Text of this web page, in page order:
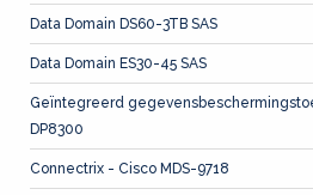
Data Domain DS60-3TB SAS
Data Domain ES30-45 SAS
Geïntegreerd
DP8300
Connectrix - Cisco MDS-9718